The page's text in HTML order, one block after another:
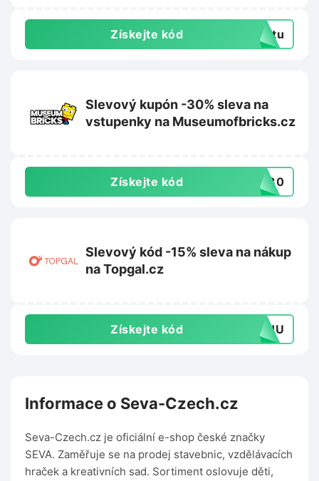
Získejte kód extu
Slevový kupón -30% sleva na
vstupenky na Museumofbricks.cz
Získejte kód ER30
Slevový kód -15% sleva na nákup
na Topgal.cz
Získejte kód TOHU
Informace o Seva-Czech.cz
Seva-Czech.cz je oficiální e-shop české značky
SEVA. Zaměřuje se na prodej stavebnic, vzdělávacích
hraček a kreativních sad. Sortiment oslovuje děti,